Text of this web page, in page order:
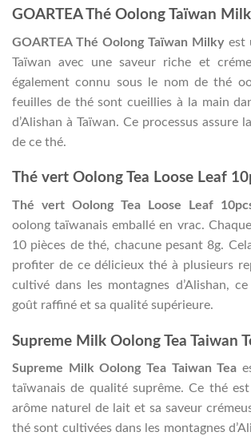
GOARTEA Thé Oolong Taïwan
GOARTEA Thé Oolong Taïwan Milkyest
Taïwan avec une saveur riche et
également connu sous le nom de thé
feuilles de thé sont cueillies à la main
d’Alishan à Taïwan. Ce processus assure
de ce thé.
Thé vert Oolong Tea Loose Leaf
Thé vert Oolong Tea Loose Leaf
oolong taïwanais emballé en vrac.
10 pièces de thé, chacune pesant 8g.
profiter de ce délicieux thé à plusieurs
cultivé dans les montagnes d’Alishan,
goût raffiné et sa qualité supérieure.
Supreme Milk Oolong Tea Taiwan
Supreme Milk Oolong Tea Taiwan Tea
taïwanais de qualité suprême. Ce thé
arôme naturel de lait et sa saveur
thé sont cultivées dans les montagnes